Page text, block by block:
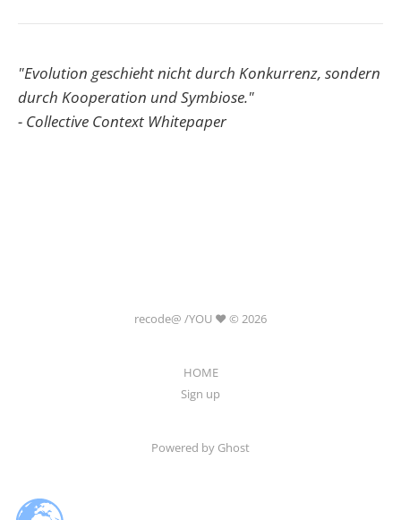
wiederholt sich.
"Evolution geschieht nicht durch Konkurrenz, sondern
durch Kooperation und Symbiose."
- Collective Context Whitepaper
recode@ /YOU ❤️ © 2026
HOME
Sign up
Powered by Ghost